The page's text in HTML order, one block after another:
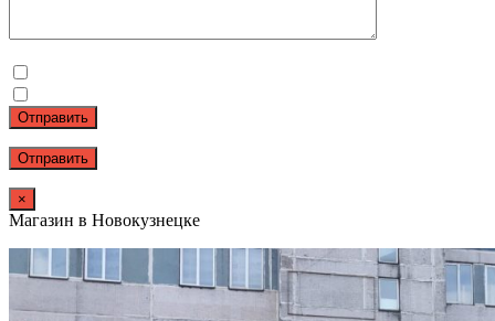
Отправить
×
Магазин в Новокузнецке